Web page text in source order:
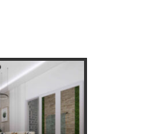
PLN 123
Baik Membangun
Jawa